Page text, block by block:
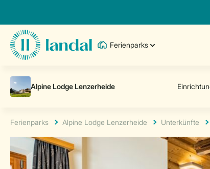
Ferienparks
Ferienparks Alpine Lodge Lenzerheide Unterkünfte